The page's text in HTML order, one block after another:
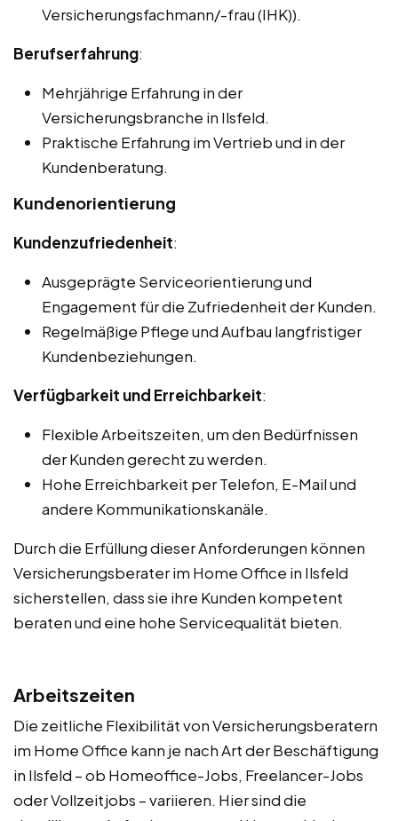
Versicherungsfachmann/-frau (IHK)).
Berufserfahrung:
Mehrjährige Erfahrung in der
Versicherungsbranche in Ilsfeld.
Praktische Erfahrung im Vertrieb und in der
Kundenberatung.
Kundenorientierung
Kundenzufriedenheit:
Ausgeprägte Serviceorientierung und
Engagement für die Zufriedenheit der Kunden.
Regelmäßige Pflege und Aufbau langfristiger
Kundenbeziehungen.
Verfügbarkeit und Erreichbarkeit:
Flexible Arbeitszeiten, um den Bedürfnissen
der Kunden gerecht zu werden.
Hohe Erreichbarkeit per Telefon, E-Mail und
andere Kommunikationskanäle.
Durch die Erfüllung dieser Anforderungen können
Versicherungsberater im Home Office in Ilsfeld
sicherstellen, dass sie ihre Kunden kompetent
beraten und eine hohe Servicequalität bieten.
Arbeitszeiten
Die zeitliche Flexibilität von Versicherungsberatern
im Home Office kann je nach Art der Beschäftigung
in Ilsfeld – ob Homeoffice-Jobs, Freelancer-Jobs
oder Vollzeitjobs – variieren. Hier sind die